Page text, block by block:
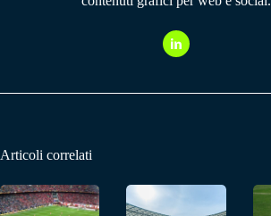
Articoli correlati